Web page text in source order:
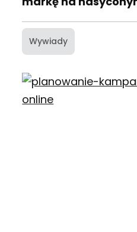
Wywiady